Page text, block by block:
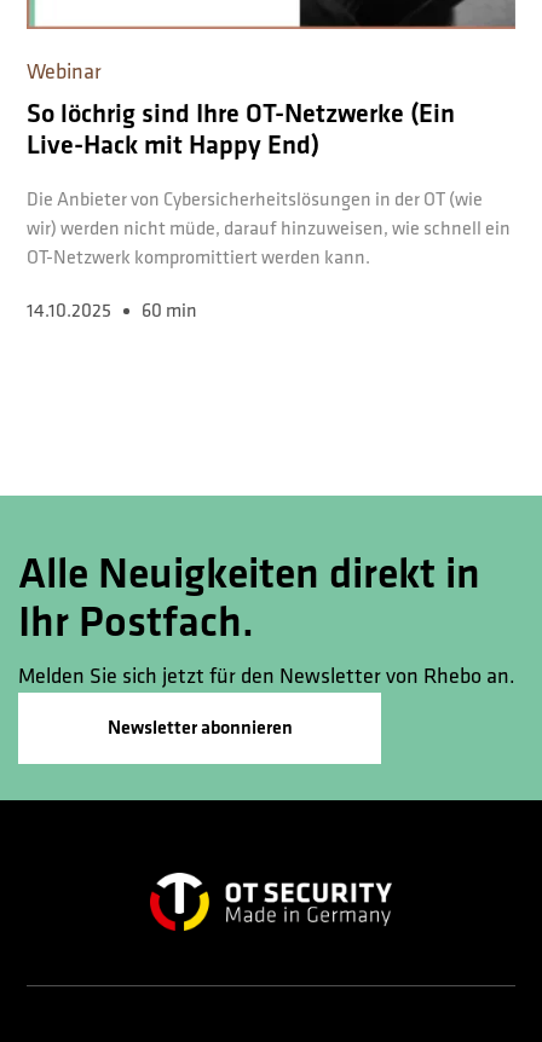
Webinar
So löchrig sind Ihre OT-Netzwerke (Ein
Live-Hack mit Happy End)
Die Anbieter von Cybersicherheitslösungen in der OT (wie
wir) werden nicht müde, darauf hinzuweisen, wie schnell ein
OT-Netzwerk kompromittiert werden kann.
14.10.2025 60 min
Alle Neuigkeiten direkt in
Ihr Postfach.
Melden Sie sich jetzt für den Newsletter von Rhebo an.
Newsletter abonnieren